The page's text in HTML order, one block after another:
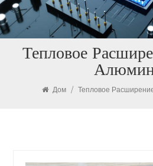
Тепловое
Дом / Тепловое